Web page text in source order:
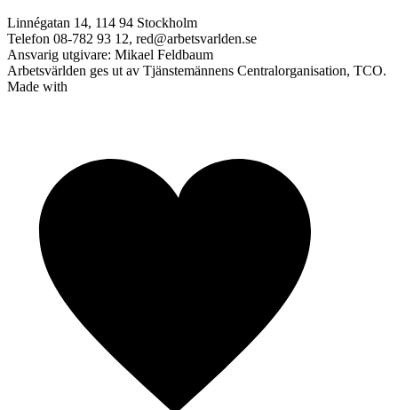
Linnégatan 14, 114 94 Stockholm
Telefon 08-782 93 12, red@arbetsvarlden.se
Ansvarig utgivare: Mikael Feldbaum
Arbetsvärlden ges ut av Tjänstemännens Centralorganisation, TCO.
Made with